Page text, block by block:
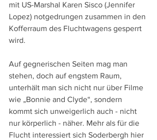
mit US-Marshal Karen Sisco (Jennifer
Lopez) notgedrungen zusammen in den
Kofferraum des Fluchtwagens gesperrt
wird.
Auf gegnerischen Seiten mag man
stehen, doch auf engstem Raum,
unterhält man sich nicht nur über Filme
wie „Bonnie and Clyde“, sondern
kommt sich unweigerlich auch - nicht
nur körperlich - näher. Mehr als für die
Flucht interessiert sich Soderbergh hier